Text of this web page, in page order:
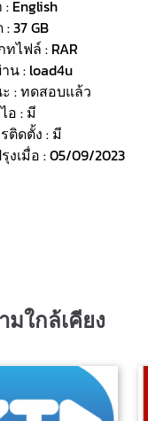
English
37 GB
ทไฟล์ : RAR
น : load4u
: ทดสอบแล้ว
อ : มี
ติดตั้ง : มี
งเมื่อ : 05/09/2023
มใกล้เคียง